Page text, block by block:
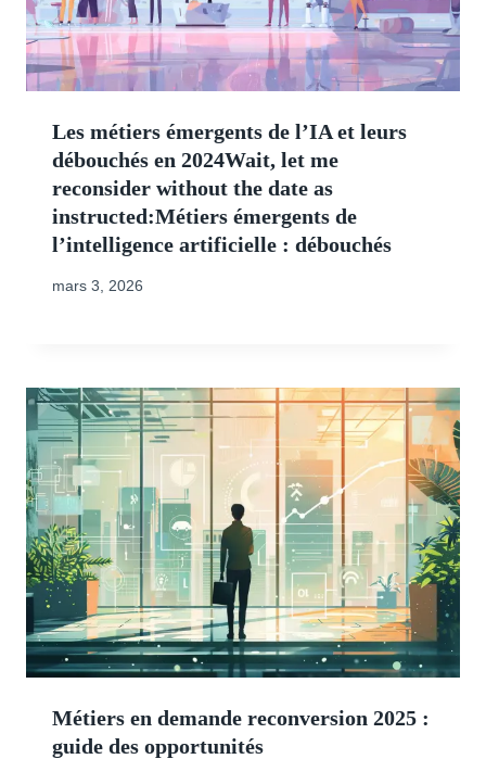
Les métiers émergents de l’IA et leurs
débouchés en 2024Wait, let me
reconsider without the date as
instructed:Métiers émergents de
l’intelligence artificielle : débouchés
mars 3, 2026
Métiers en demande reconversion 2025 :
guide des opportunités